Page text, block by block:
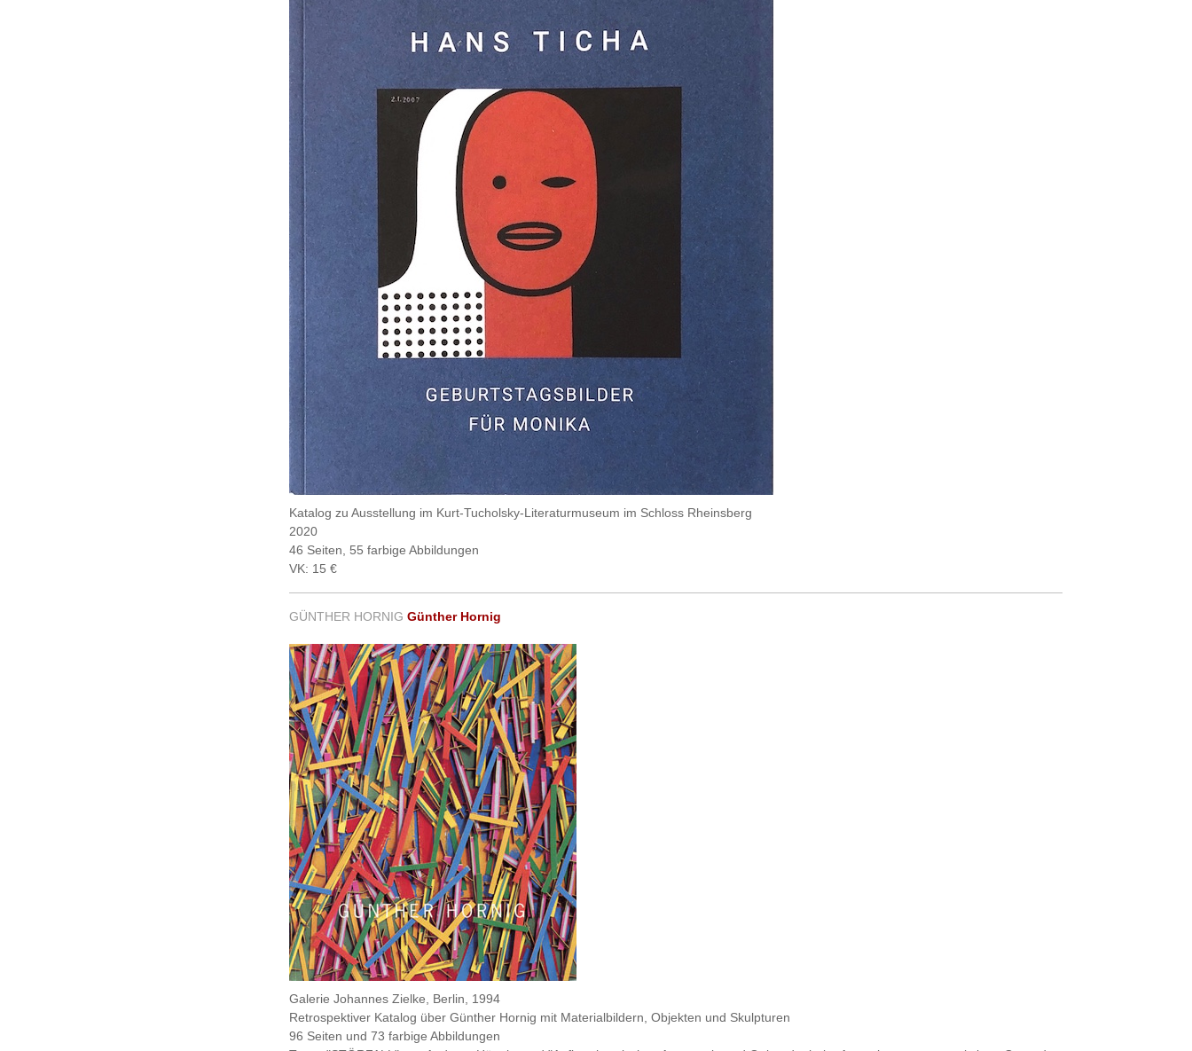
Katalog zu Ausstellung im Kurt-Tucholsky-Literaturmuseum im Schloss Rheinsberg
2020
46 Seiten, 55 farbige Abbildungen
VK: 15 €
GÜNTHER HORNIG Günther Hornig
Galerie Johannes Zielke, Berlin, 1994
Retrospektiver Katalog über Günther Hornig mit Materialbildern, Objekten und Skulpturen
96 Seiten und 73 farbige Abbildungen